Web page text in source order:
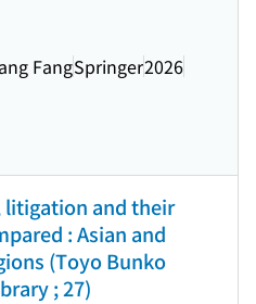
FangSpringer2026
litigation and their
: Asian and
(Toyo Bunko
; 27)